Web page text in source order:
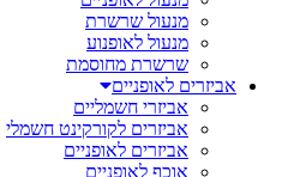
מנעול שרשרת
מנעול לאופנוע
שרשרת מחוסמת
אביזרים לאופניים
אביזרי חשמליים
אביזרים לקורקינט חשמלי
אביזרים לאופניים
אוכף לאופניים